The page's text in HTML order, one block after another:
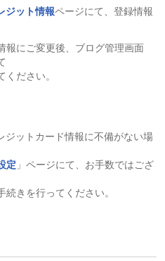
ジット情報ページにて、登録情報
報にご変更後、ブログ管理画面
ださい。
ジットカード情報に不備がない場
定 」ページにて、お手数ではござ
きを行ってください。